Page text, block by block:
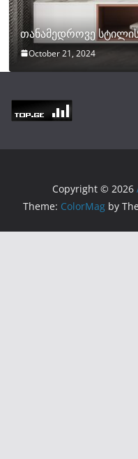
თანამედროვე
October 21, 2024
Copyright © 2026
Theme: ColorMag by